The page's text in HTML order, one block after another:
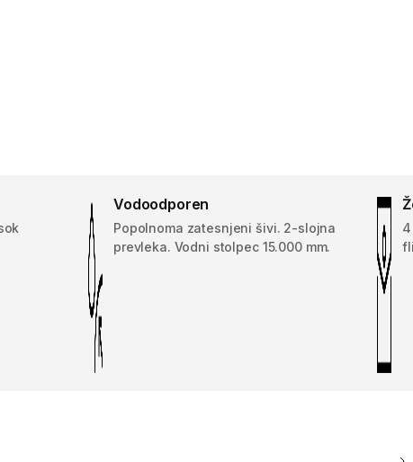
Vodoodporen
Popolnoma zatesnjeni šivi. 2-slojna
prevleka. Vodni stolpec 15.000 mm.